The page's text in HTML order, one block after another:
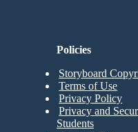
Policies
Storyboard
Terms of Use
Privacy Policy
Privacy and
Students